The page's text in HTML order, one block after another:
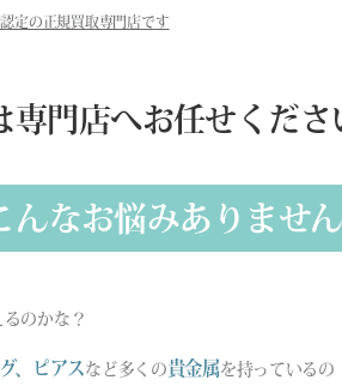
定の正規買取専門店です
専門店へお任せくださ
んなお悩みありませ
のかな？
、ピアスなど多くの貴金属を持っているの